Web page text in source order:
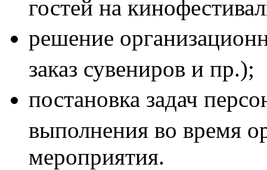
гостей на
решение
заказ сувениров и пр.);
постановка задач
выполнения во время
мероприятия.